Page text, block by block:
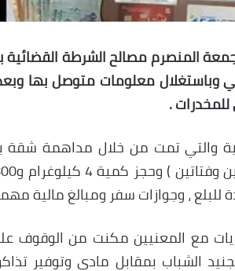
المنصرم مصالح الشرطة
وباستغلال معلومات متوصل بها
للمخدرات .
، وجوازات سفر ومبالغ مالية
مع المعنيين مكنت من
الشباب بمقابل مادي وتوفير